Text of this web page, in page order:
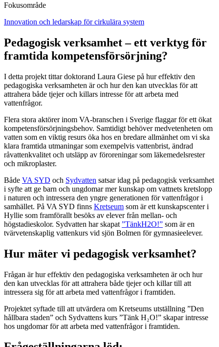
Fokusområde
Innovation och ledarskap för cirkulära system
Pedagogisk verksamhet – ett verktyg för
framtida kompetensförsörjning?
I detta projekt tittar doktorand Laura Giese på hur effektiv den
pedagogiska verksamheten är och hur den kan utvecklas för att
attrahera både tjejer och killars intresse för att arbeta med
vattenfrågor.
Flera stora aktörer inom VA-branschen i Sverige flaggar för ett ökat
kompetensförsörjningsbehov. Samtidigt behöver medvetenheten om
vatten som en viktig resurs öka hos en bredare allmänhet om vi ska
klara framtida utmaningar som exempelvis vattenbrist, ändrad
råvattenkvalitet och utsläpp av föroreningar som läkemedelsrester
och mikroplaster.
Både VA SYD och Sydvatten satsar idag på pedagogisk verksamhet
i syfte att ge barn och ungdomar mer kunskap om vattnets kretslopp
i naturen och intressera den yngre generationen för vattenfrågor i
samhället. På VA SYD finns Kretseum som är ett kunskapscenter i
Hyllie som framförallt besöks av elever från mellan- och
högstadieskolor. Sydvatten har skapat ”TänkH2O!” som är en
tvärvetenskaplig vattenkurs vid sjön Bolmen för gymnasieelever.
Hur mäter vi pedagogisk verksamhet?
Frågan är hur effektiv den pedagogiska verksamheten är och hur
den kan utvecklas för att attrahera både tjejer och killar till att
intressera sig för att arbeta med vattenfrågor i framtiden.
Projektet syftade till att utvärdera om Kretseums utställning ”Den
hållbara staden” och Sydvattens kurs ”Tänk H₂O!” skapar intresse
hos ungdomar för att arbeta med vattenfrågor i framtiden.